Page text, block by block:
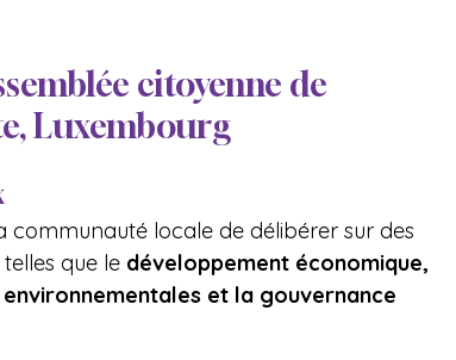
citoyenne de
Luxembourg
communauté locale de délibérer sur des
que le développement économique,
et la gouvernance